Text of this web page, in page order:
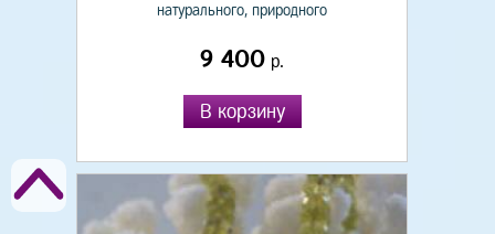
натурального, природного
9 400 р.
В корзину